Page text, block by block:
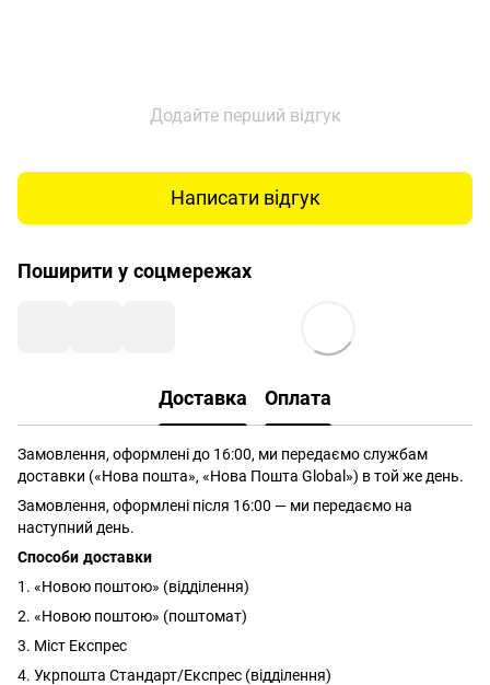
Додайте перший відгук
Написати відгук
Поширити у соцмережах
Доставка Оплата
Замовлення, оформлені до 16:00, ми передаємо службам
доставки («Нова пошта», «Нова Пошта Global») в той же день.
Замовлення, оформлені після 16:00 — ми передаємо на
наступний день.
Способи доставки
1. «Новою поштою» (відділення)
2. «Новою поштою» (поштомат)
3. Міст Експрес
4. Укрпошта Стандарт/Експрес (відділення)